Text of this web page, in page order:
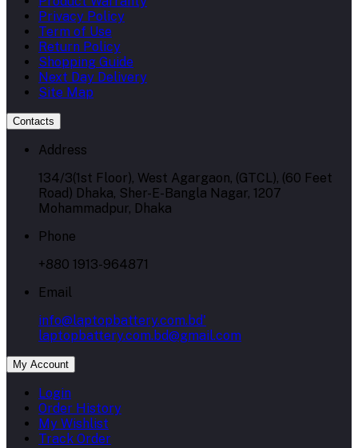
Privacy Policy
Term of Use
Return Policy
Shopping Guide
Next Day Delivery
Site Map
Contacts
Address
134/3(1st Floor), West Agargaon, (GTCL), (60 Feet
Road) Dhaka, Sher-E-Bangla Nagar, 1207
Mohammadpur, Dhaka
Phone
+880 1913-964871
Email
info@laptopbattery.com.bd'
laptopbattery.com.bd@gmail.com
My Account
Login
Order History
My Wishlist
Track Order